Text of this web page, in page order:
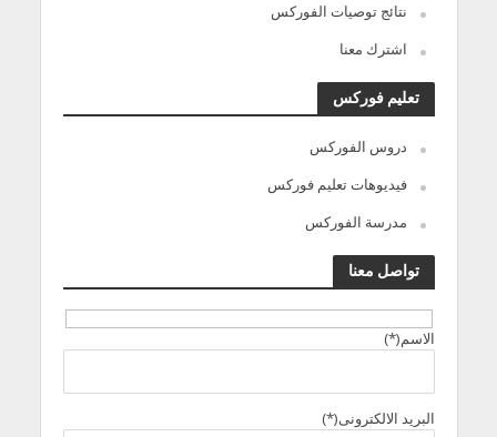
نتائج توصيات الفوركس
اشترك معنا
تعليم فوركس
دروس الفوركس
فيديوهات تعليم فوركس
مدرسة الفوركس
تواصل معنا
الاسم(*)
البريد الالكترونى(*)